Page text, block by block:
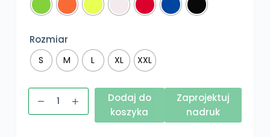
Rozmiar
S M L XL XXL
ilość
Koszulka
Dodaj do
koszyka
Zaprojektuj
nadruk